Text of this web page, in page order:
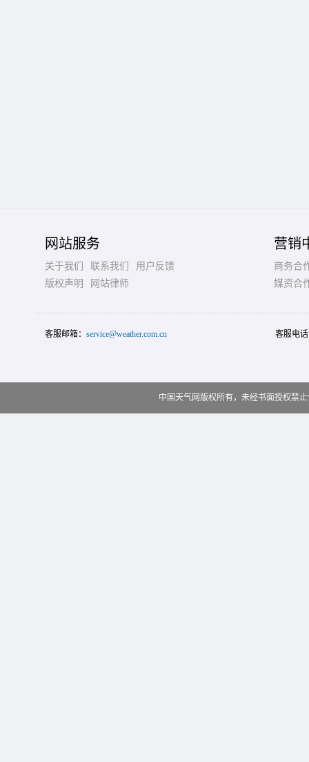
网站服务
关于我们 联系我们
用户反馈
版权声明
网站律师
营销
商务合
媒资合
客服邮箱： service@weather.com.cn 客服电
中国天气网版权所有，未经书面授权